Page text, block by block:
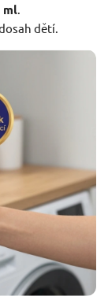
ml
dětí.